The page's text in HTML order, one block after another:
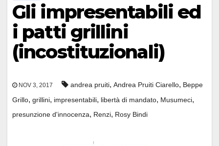
Gli impresentabili ed
i patti grillini
(incostituzionali)
NOV 3, 2017 andrea pruiti, Andrea Pruiti Ciarello, Beppe
Grillo, grillini, impresentabili, libertà di mandato, Musumeci,
presunzione d'innocenza, Renzi, Rosy Bindi